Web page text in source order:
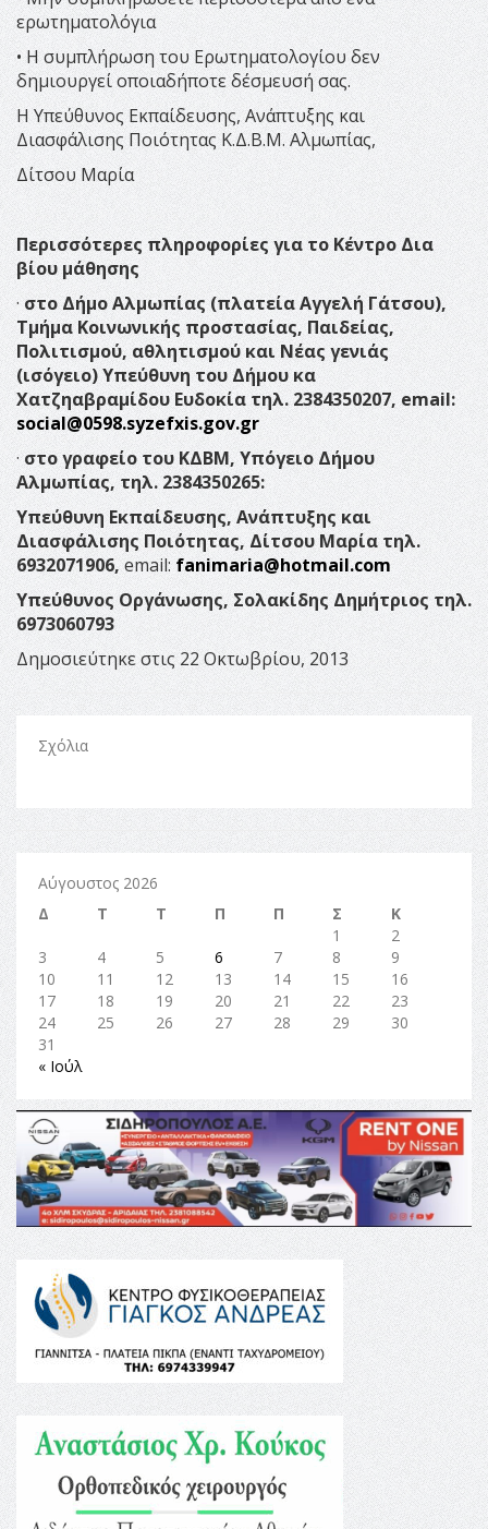
ερωτηματολόγια
• Η συμπλήρωση του Ερωτηματολογίου δεν
δημιουργεί οποιαδήποτε δέσμευσή σας.
Η Υπεύθυνος Εκπαίδευσης, Ανάπτυξης και
Διασφάλισης Ποιότητας Κ.Δ.Β.Μ. Αλμωπίας,
Δίτσου Μαρία
Περισσότερες πληροφορίες για το Κέντρο Δια
βίου μάθησης
·στο Δήμο Αλμωπίας (πλατεία Αγγελή Γάτσου),
Τμήμα Κοινωνικής προστασίας, Παιδείας,
Πολιτισμού, αθλητισμού και Νέας γενιάς
(ισόγειο)Υπεύθυνη του Δήμου κα
Χατζηαβραμίδου Ευδοκία τηλ. 2384350207, email:
social@0598.syzefxis.gov.gr
·στο γραφείο του ΚΔΒΜ, Υπόγειο Δήμου
Αλμωπίας, τηλ. 2384350265:
Υπεύθυνη Εκπαίδευσης, Ανάπτυξης και
Διασφάλισης Ποιότητας, Δίτσου Μαρία τηλ.
6932071906,email: fanimaria@hotmail.com
Υπεύθυνος Οργάνωσης, Σολακίδης Δημήτριος τηλ.
6973060793
Δημοσιεύτηκε στις 22 Οκτωβρίου, 2013
Σχόλια
Αύγουστος 2026
Δ
Τ Τ Π Π Σ
Κ
1
2
3
4 5 6 7 8
9
10
11 12 13 14 15
16
17
18 19 20 21 22
23
24
25 26 27 28 29
30
31
« Ιούλ